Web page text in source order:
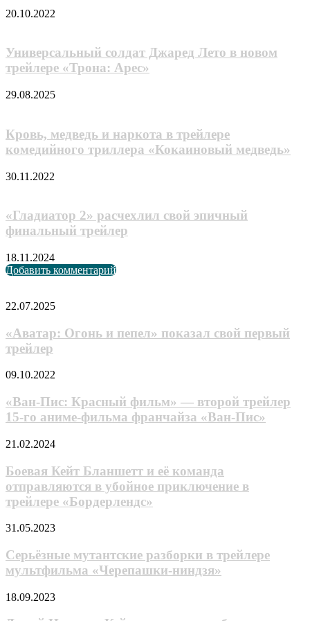
20.10.2022
Универсальный солдат Джаред Лето в новом
трейлере «Трона: Арес»
29.08.2025
Кровь, медведь и наркота в трейлере
комедийного триллера «Кокаиновый медведь»
30.11.2022
«Гладиатор 2» расчехлил свой эпичный
финальный трейлер
18.11.2024
Добавить комментарий
«Аватар:
и
пепел»
показал
первый
22.07.2025
«Аватар: Огонь и пепел» показал свой первый
трейлер
«Ван-
Красный
фильм»
—
трейлер
го
аниме-
фильма
франчайза
«Ван-
09.10.2022
«Ван-Пис: Красный фильм» — второй трейлер
15-го аниме-фильма франчайза «Ван-Пис»
Боевая
Бланшетт
и
её
команда
в
приключение
в
трейлере
«Бордерлендс»
21.02.2024
Боевая Кейт Бланшетт и её команда
отправляются в убойное приключение в
трейлере «Бордерлендс»
Серьёзные
разборки
в
трейлере
«Черепашки-
31.05.2023
Серьёзные мутантские разборки в трейлере
мультфильма «Черепашки-ниндзя»
Дикий
18.09.2023